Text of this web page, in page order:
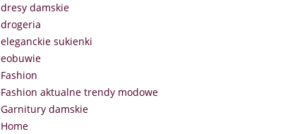
dresy damskie
drogeria
eleganckie sukienki
eobuwie
Fashion
Fashion aktualne trendy modowe
Garnitury damskie
Home